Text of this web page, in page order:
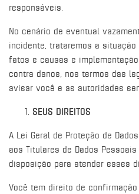
responsáveis.
No cenário de eventual
incidente, trataremos a
fatos e causas e
contra danos, nos termos das
avisar você e as autoridades
SEUS DIREITOS
A Lei Geral de Proteção de
aos Titulares de Dados
disposição para atender esses
Você tem direito de